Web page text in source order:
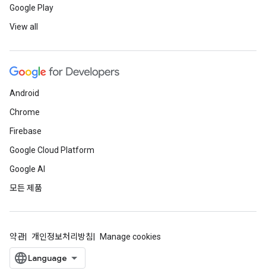
Google Play
View all
Android
Chrome
Firebase
Google Cloud Platform
Google AI
모든 제품
약관 개인정보처리방침 Manage cookies